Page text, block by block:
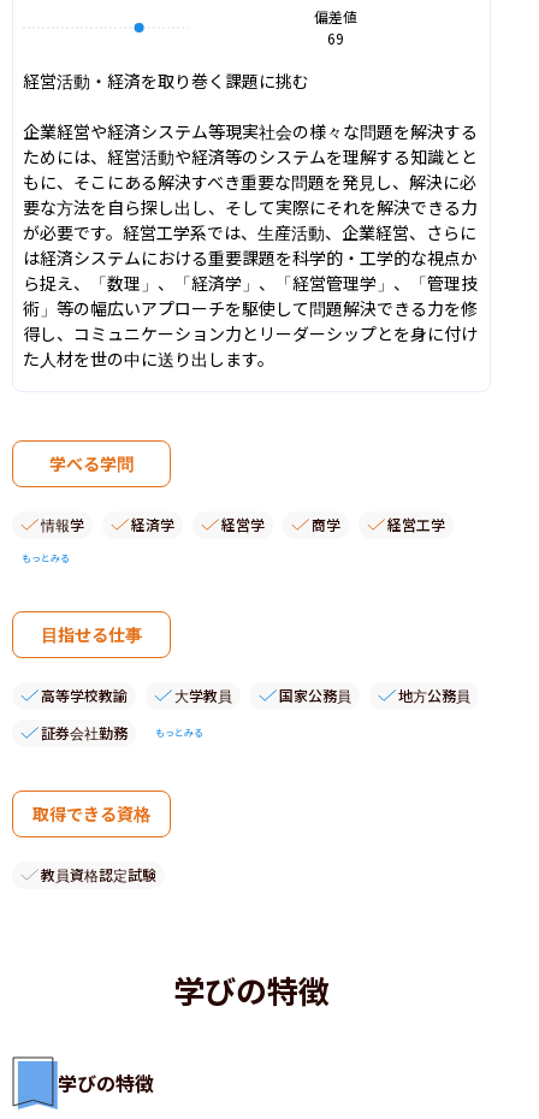
偏差値
69
経営活動・経済を取り巻く課題に挑む
企業経営や経済システム等現実社会の様々な問題を解決する
ためには、経営活動や経済等のシステムを理解する知識とと
もに、そこにある解決すべき重要な問題を発見し、解決に必
要な方法を自ら探し出し、そして実際にそれを解決できる力
が必要です。経営工学系では、生産活動、企業経営、さらに
は経済システムにおける重要課題を科学的・工学的な視点か
ら捉え、「数理」、「経済学」、「経営管理学」、「管理技
術」等の幅広いアプローチを駆使して問題解決できる力を修
得し、コミュニケーション力とリーダーシップとを身に付け
た人材を世の中に送り出します。
学べる学問
情報学 経済学 経営学 商学 経営工学
もっとみる
目指せる仕事
高等学校教諭 大学教員 国家公務員
地方公務員
証券会社勤務
もっとみる
取得できる資格
教員資格認定試験
学びの特徴
学びの特徴